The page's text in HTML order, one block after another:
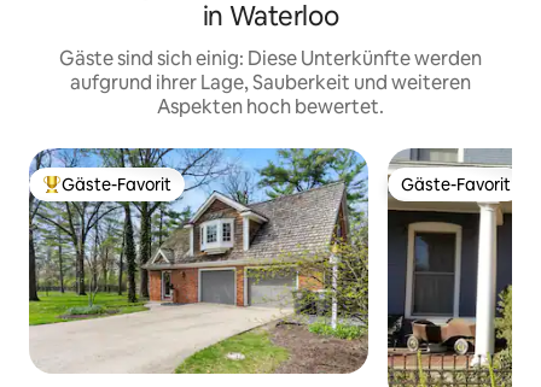
in Waterloo
Gäste sind sich einig: Diese Unterkünfte werden
aufgrund ihrer Lage, Sauberkeit und weiteren
Aspekten hoch bewertet.
Beliebter Gäste-Favorit.
Gäste-Favorit Gäste-Favorit
Gäste-Favorit